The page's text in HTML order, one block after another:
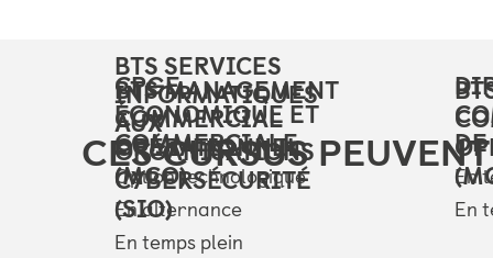
CES CURSUS
CPGE
ÉCONOMIQUE ET
COMMERCIALE
Option technologique En
BTS MANAGEMENT
COMMERCIAL
OPÉRATIONNEL
(MCO)
En alternance En
BTS SERVICES
INFORMATIQUES
AUX
ORGANISATIONS
CYBERSÉCURITÉ
(SIO)
En temps plein